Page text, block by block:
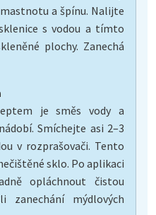
a špínu. Nalijte
s vodou a tímto
plochy. Zanechá
je směs vody a
Smíchejte asi 2–3
v rozprašovači. Tento
sklo. Po aplikaci
opláchnout čistou
zanechání mýdlových